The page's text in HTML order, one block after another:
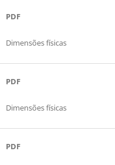
PDF
Dimensões físicas
PDF
Dimensões físicas
PDF